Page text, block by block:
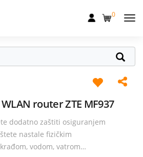
0
router ZTE MF937
dodatno zaštiti osiguranjem
nastale fizičkim
vodom, vatrom…